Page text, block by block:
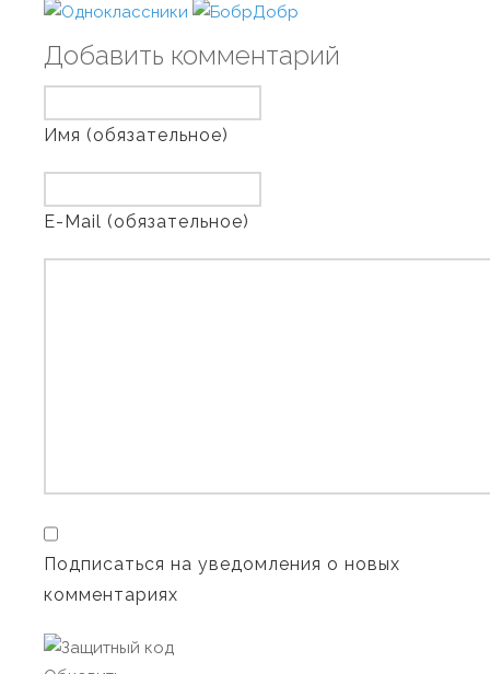
Добавить комментарий
Имя (обязательное)
E-Mail (обязательное)
Подписаться на уведомления о новых
комментариях